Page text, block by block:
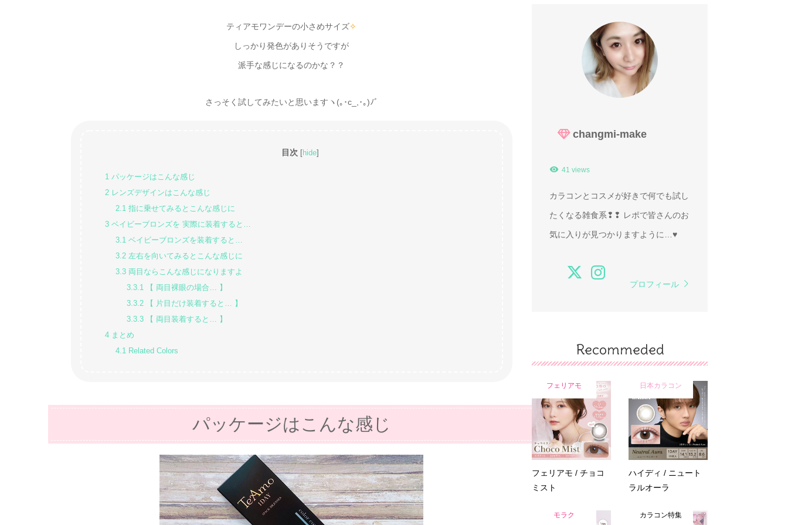
ティアモワンデーの小さめサイズ✧
しっかり発色がありそうですが
派手な感じになるのかな？？
さっそく試してみたいと思いますヽ(｡･c_,･｡)ﾉﾞ
目次 [hide]
1パッケージはこんな感じ
2レンズデザインはこんな感じ
2.1 指に乗せてみるとこんな感じに
3ベイビーブロンズを 実際に装着すると…
3.1 ベイビーブロンズを装着すると…
3.2 左右を向いてみるとこんな感じに
3.3 両目ならこんな感じになりますよ
3.3.1 【 両目裸眼の場合… 】
3.3.2 【 片目だけ装着すると… 】
3.3.3 【 両目装着すると… 】
4まとめ
4.1 Related Colors
パッケージはこんな感じ
changmi-make
41 views
カラコンとコスメが好きで何でも試し
たくなる雑食系❢❢ レポで皆さんのお
気に入りが見つかりますように…♥
プロフィール
Recommeded
フェリアモ
フェリアモ / チョコ
ミスト
日本カラコン
ハイディ / ニュート
ラルオーラ
モラク カラコン特集